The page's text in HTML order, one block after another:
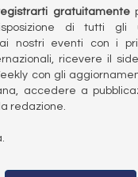
gratuitamente
di tutti gli
nostri eventi con i
ricevere il
con gli
accedere a
redazione.